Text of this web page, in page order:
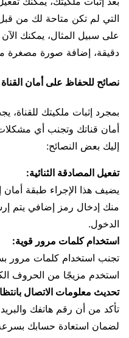
التي لم تكن متاحة لك من
دقيقة، إضافة صورة مصغرة
نصائح للحفاظ على أمان القناة
بمجرد إثبات ملكيتك
أمان قناتك وتجنب أي
إليك بعض النصائح:
تفعيل المصادقة الثنائية:
يضيف هذا الإجراء طبقة
منك إدخال رمز إضافي يتم
الدخول.
استخدام كلمات مرور قوية:
تجنب استخدام كلمات مرور
استخدم مزيجًا من الحروف
تحديث معلومات الاتصال
تأكد من أن رقم هاتفك
لضمان استعادة حسابك